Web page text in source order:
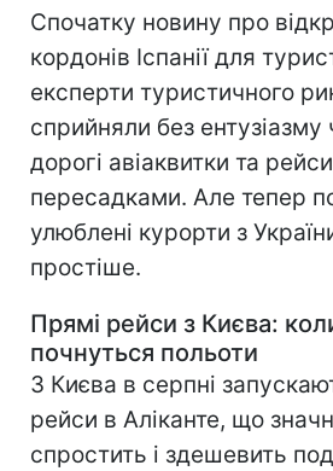
Спочатку новину про
кордонів Іспанії для
експерти туристичного
сприйняли без ентузіазму
дорогі авіаквитки та
пересадками. Але тепер
улюблені курорти з
простіше.
Прямі рейси з Києва:
почнуться польоти
З Києва в серпні
рейси в Аліканте, що
спростить і здешевить